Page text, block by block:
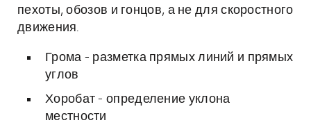
пехоты, обозов и гонцов, а не для скоростного
движения.
Грома - разметка прямых линий и прямых
углов
Хоробат - определение уклона
местности